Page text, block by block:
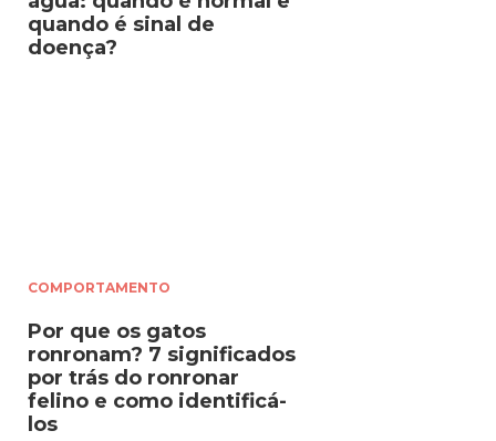
quando é sinal de
doença?
COMPORTAMENTO
Por que os gatos
ronronam? 7 significados
por trás do ronronar
felino e como identificá-
los